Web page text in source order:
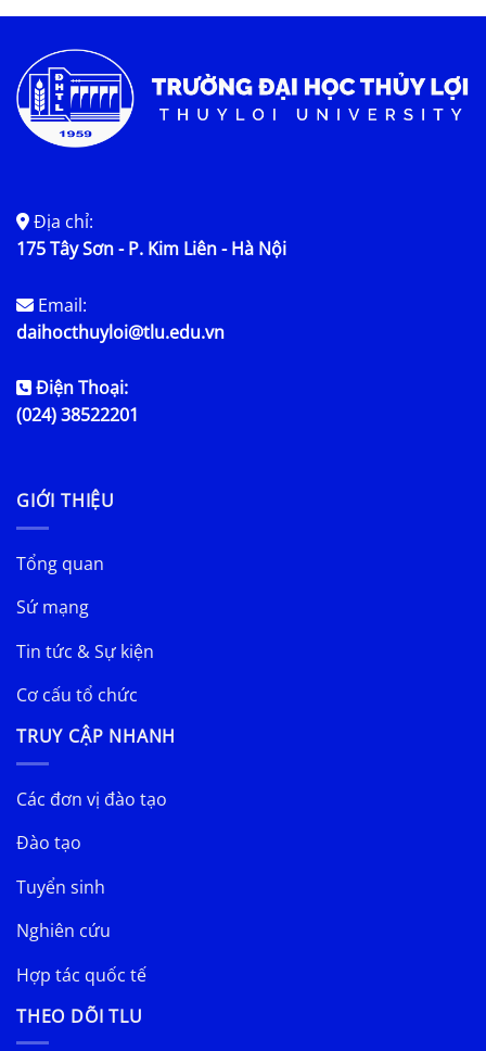
Địa chỉ:
175 Tây Sơn - P. Kim Liên - Hà Nội
Email:
daihocthuyloi@tlu.edu.vn
Điện Thoại:
(024) 38522201
GIỚI THIỆU
Tổng quan
Sứ mạng
Tin tức & Sự kiện
Cơ cấu tổ chức
TRUY CẬP NHANH
Các đơn vị đào tạo
Đào tạo
Tuyển sinh
Nghiên cứu
Hợp tác quốc tế
THEO DÕI TLU